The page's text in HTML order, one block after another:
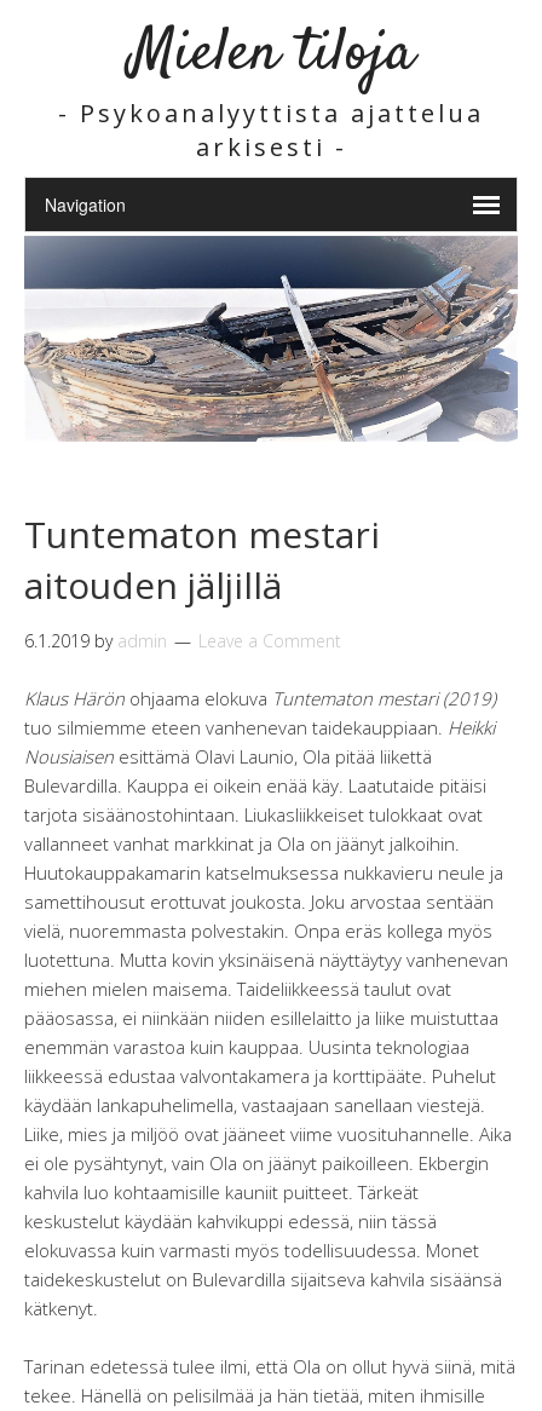
Mielen tiloja
- Psykoanalyyttista ajattelua
arkisesti -
Tuntematon mestari
aitouden jäljillä
6.1.2019 by admin Leave a Comment
Klaus Härön ohjaama elokuva Tuntematon mestari (2019)
tuo silmiemme eteen vanhenevan taidekauppiaan. Heikki
Nousiaisen esittämä Olavi Launio, Ola pitää liikettä
Bulevardilla. Kauppa ei oikein enää käy. Laatutaide pitäisi
tarjota sisäänostohintaan. Liukasliikkeiset tulokkaat ovat
vallanneet vanhat markkinat ja Ola on jäänyt jalkoihin.
Huutokauppakamarin katselmuksessa nukkavieru neule ja
samettihousut erottuvat joukosta. Joku arvostaa sentään
vielä, nuoremmasta polvestakin. Onpa eräs kollega myös
luotettuna. Mutta kovin yksinäisenä näyttäytyy vanhenevan
miehen mielen maisema. Taideliikkeessä taulut ovat
pääosassa, ei niinkään niiden esillelaitto ja liike muistuttaa
enemmän varastoa kuin kauppaa. Uusinta teknologiaa
liikkeessä edustaa valvontakamera ja korttipääte. Puhelut
käydään lankapuhelimella, vastaajaan sanellaan viestejä.
Liike, mies ja miljöö ovat jääneet viime vuosituhannelle. Aika
ei ole pysähtynyt, vain Ola on jäänyt paikoilleen. Ekbergin
kahvila luo kohtaamisille kauniit puitteet. Tärkeät
keskustelut käydään kahvikuppi edessä, niin tässä
elokuvassa kuin varmasti myös todellisuudessa. Monet
taidekeskustelut on Bulevardilla sijaitseva kahvila sisäänsä
kätkenyt.
Tarinan edetessä tulee ilmi, että Ola on ollut hyvä siinä, mitä
tekee. Hänellä on pelisilmää ja hän tietää, miten ihmisille